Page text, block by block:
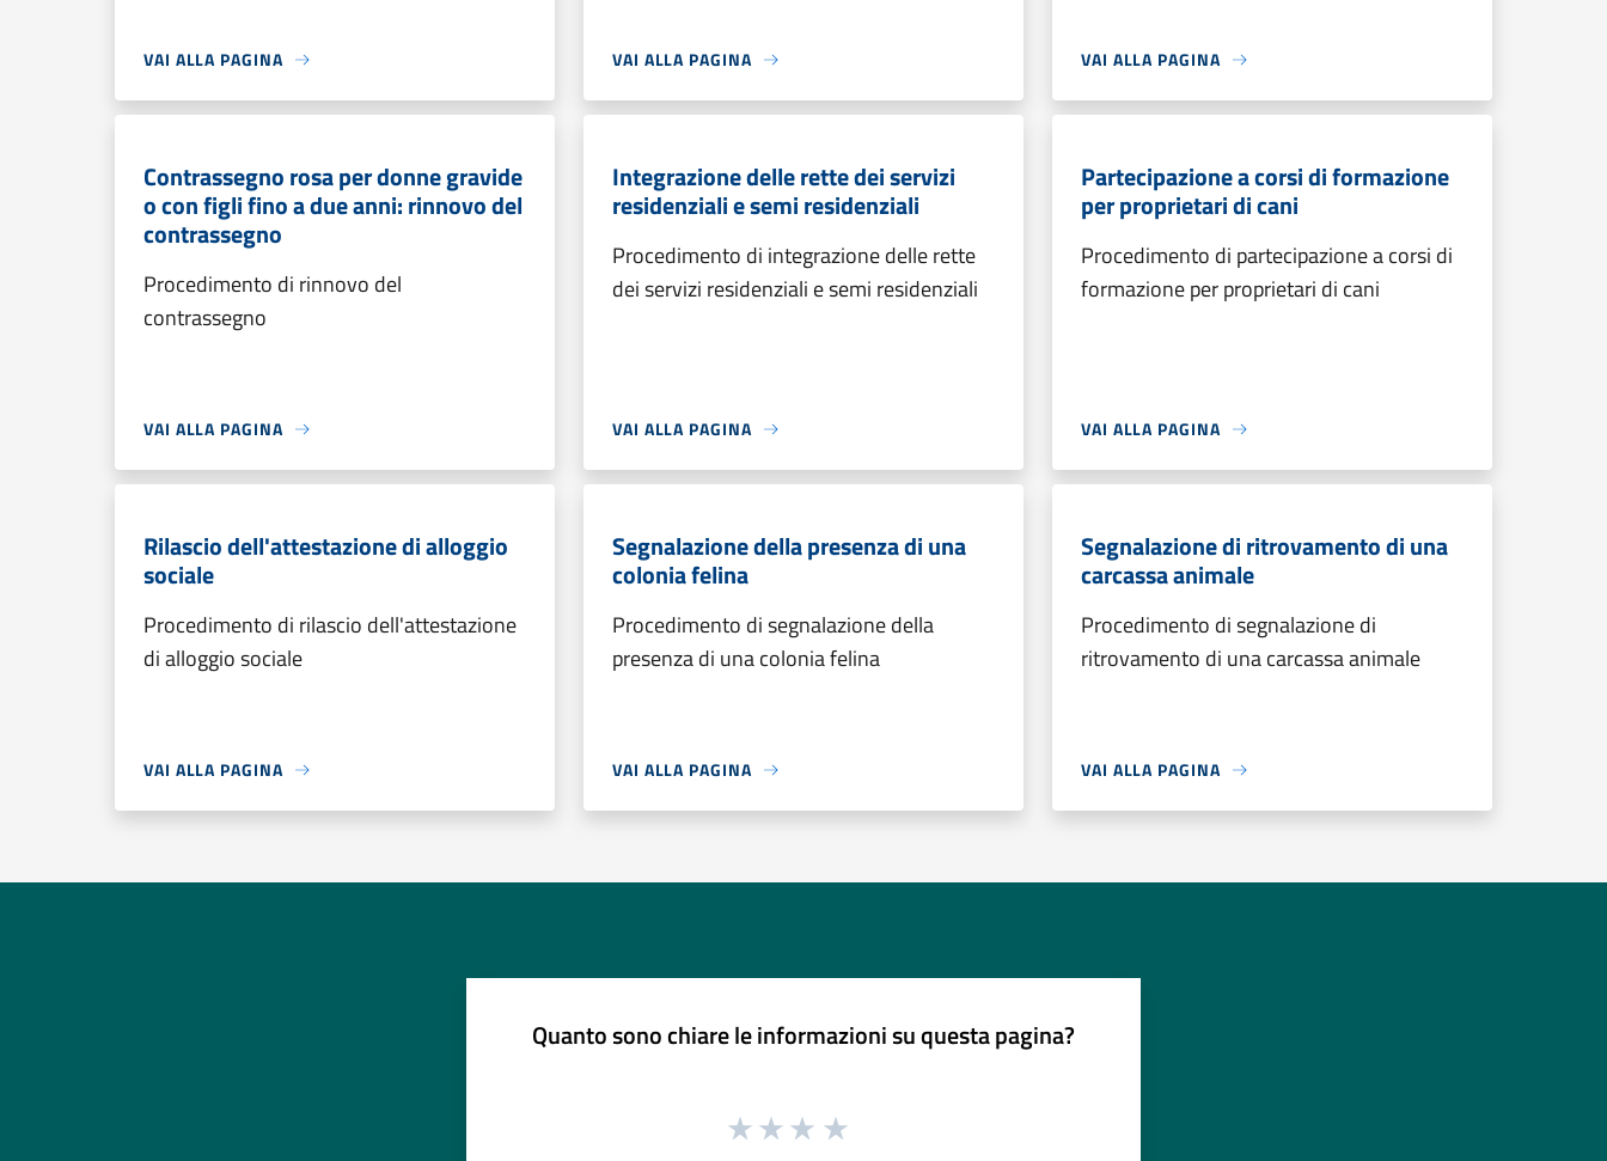
VAI ALLA PAGINA VAI ALLA PAGINA VAI ALLA PAGINA
Contrassegno rosa per donne gravide
o con figli fino a due anni: rinnovo del
contrassegno
Procedimento di rinnovo del
contrassegno
VAI ALLA PAGINA
Integrazione delle rette dei servizi
residenziali e semi residenziali
Procedimento di integrazione delle rette
dei servizi residenziali e semi residenziali
VAI ALLA PAGINA
Partecipazione a corsi di formazione
per proprietari di cani
Procedimento di partecipazione a corsi di
formazione per proprietari di cani
VAI ALLA PAGINA
Rilascio dell'attestazione di alloggio
sociale
Procedimento di rilascio dell'attestazione
di alloggio sociale
VAI ALLA PAGINA
Segnalazione della presenza di una
colonia felina
Procedimento di segnalazione della
presenza di una colonia felina
VAI ALLA PAGINA
Segnalazione di ritrovamento di una
carcassa animale
Procedimento di segnalazione di
ritrovamento di una carcassa animale
VAI ALLA PAGINA
Quanto sono chiare le informazioni su questa pagina?